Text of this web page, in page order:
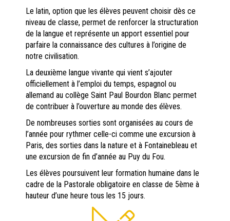
Le latin, option que les élèves peuvent choisir dès ce
niveau de classe, permet de renforcer la structuration
de la langue et représente un apport essentiel pour
parfaire la connaissance des cultures à l’origine de
notre civilisation.
La deuxième langue vivante qui vient s’ajouter
officiellement à l’emploi du temps, espagnol ou
allemand au collège Saint Paul Bourdon Blanc permet
de contribuer à l’ouverture au monde des élèves.
De nombreuses sorties sont organisées au cours de
l’année pour rythmer celle-ci comme une excursion à
Paris, des sorties dans la nature et à Fontainebleau et
une excursion de fin d’année au Puy du Fou.
Les élèves poursuivent leur formation humaine dans le
cadre de la Pastorale obligatoire en classe de 5ème à
hauteur d’une heure tous les 15 jours.